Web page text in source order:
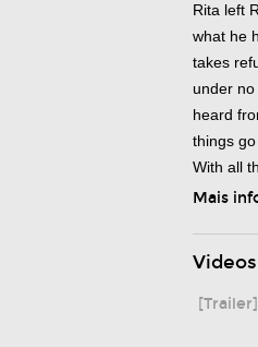
Rita left
what he
takes
under
heard
things go
With all
Mais
Videos
[Trailer]